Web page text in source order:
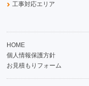
工事対応エリア
HOME
個人情報保護方針
お見積もりフォーム